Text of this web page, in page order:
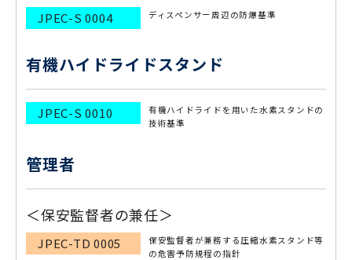
JPEC-S 0004 ディスペンサー周辺の防爆基準
有機ハイドライドスタンド
JPEC-S 0010
有機ハイドライドを用いた水素スタンドの
技術基準
管理者
＜保安監督者の兼任＞
JPEC-TD 0005
保安監督者が兼務する圧縮水素スタンド等
の危害予防規程の指針